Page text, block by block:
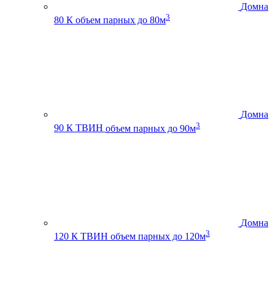
Домна
80 К объем парных до 80м3
Домна
90 К ТВИН объем парных до 90м3
Домна
120 К ТВИН объем парных до 120м3